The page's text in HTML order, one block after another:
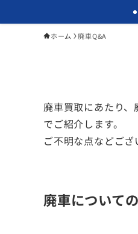
ホーム 廃車Q&A
廃車買取にあたり
でご紹介します。
ご不明な点などご
廃車について